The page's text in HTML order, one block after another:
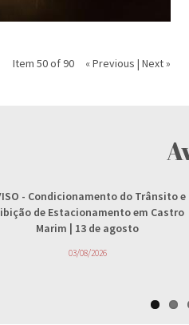
Item 50 of 90 « Previous | Next »
- Condicionamento do Trânsito e
de Estacionamento em Castro
Marim | 13 de agosto
03/08/2026